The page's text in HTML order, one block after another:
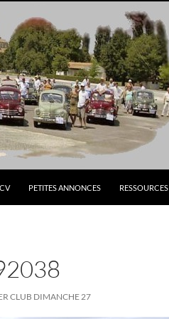
PETITES ANNONCES RESSOURCES
CLUB DIMANCHE 27